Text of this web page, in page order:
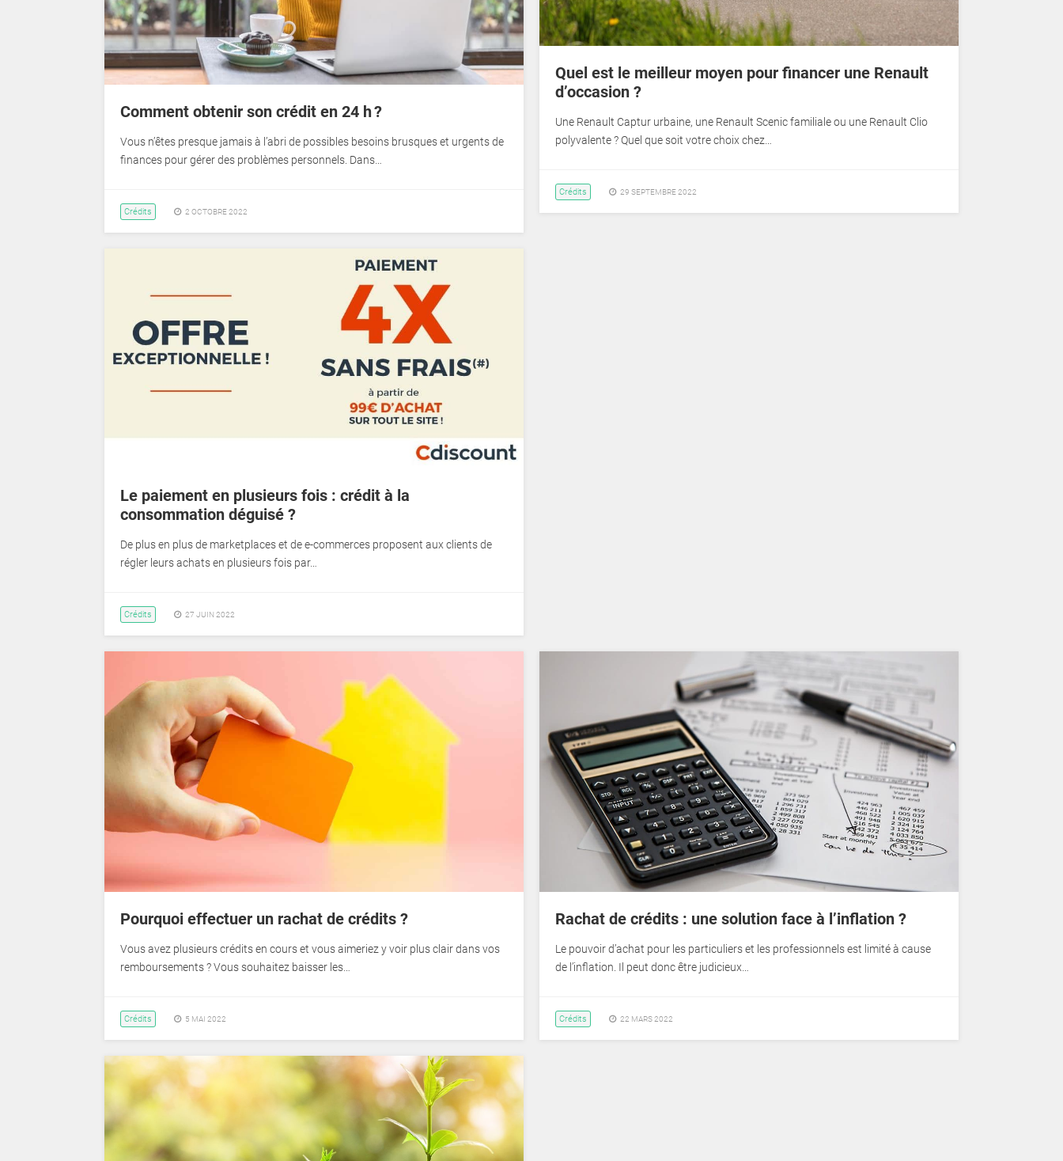
Comment obtenir son crédit en 24 h ?
Vous n’êtes presque jamais à l’abri de possibles besoins brusques et urgents de
finances pour gérer des problèmes personnels. Dans…
Crédits 2 OCTOBRE 2022
Quel est le meilleur moyen pour financer une Renault
d’occasion ?
Une Renault Captur urbaine, une Renault Scenic familiale ou une Renault Clio
polyvalente ? Quel que soit votre choix chez…
Crédits 29 SEPTEMBRE 2022
Le paiement en plusieurs fois : crédit à la
consommation déguisé ?
De plus en plus de marketplaces et de e-commerces proposent aux clients de
régler leurs achats en plusieurs fois par…
Crédits 27 JUIN 2022
Pourquoi effectuer un rachat de crédits ?
Vous avez plusieurs crédits en cours et vous aimeriez y voir plus clair dans vos
remboursements ? Vous souhaitez baisser les…
Crédits 5 MAI 2022
Rachat de crédits : une solution face à l’inflation ?
Le pouvoir d’achat pour les particuliers et les professionnels est limité à cause
de l’inflation. Il peut donc être judicieux…
Crédits 22 MARS 2022